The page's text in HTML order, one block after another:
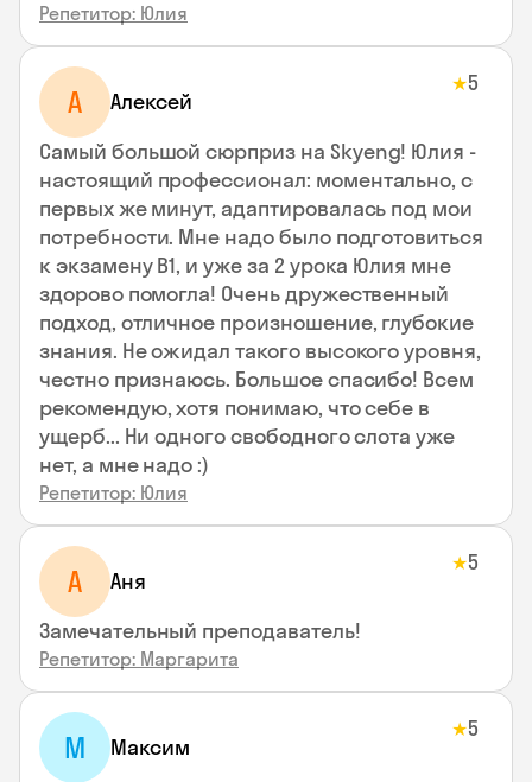
Репетитор: Юлия
А Алексей
★5
Самый большой сюрприз на Skyeng! Юлия -
настоящий профессионал: моментально, с
первых же минут, адаптировалась под мои
потребности. Мне надо было подготовиться
к экзамену В1, и уже за 2 урока Юлия мне
здорово помогла! Очень дружественный
подход, отличное произношение, глубокие
знания. Не ожидал такого высокого уровня,
честно признаюсь. Большое спасибо! Всем
рекомендую, хотя понимаю, что себе в
ущерб... Ни одного свободного слота уже
нет, а мне надо :)
Репетитор: Юлия
А Аня
★5
Замечательный преподаватель!
Репетитор: Маргарита
М Максим
★5